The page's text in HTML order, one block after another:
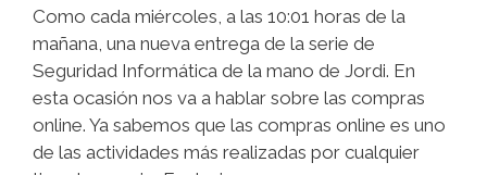
Como cada miércoles, a las 10:01 horas de la
mañana, una nueva entrega de la serie de
Seguridad Informática de la mano de Jordi. En
esta ocasión nos va a hablar sobre las compras
online. Ya sabemos que las compras online es uno
de las actividades más realizadas por cualquier